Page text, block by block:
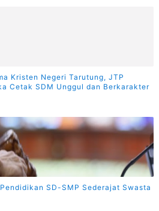
Kristen Negeri Tarutung, JTP
Cetak SDM Unggul dan Berkarakter
SD-SMP Sederajat Swasta